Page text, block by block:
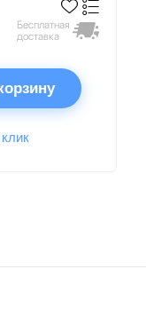
Бесплатная
доставка